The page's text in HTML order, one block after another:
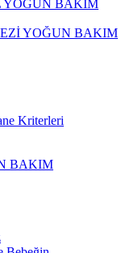
YOĞUN BAKIM
YOĞUN BAKIM
Kriterleri
BAKIM